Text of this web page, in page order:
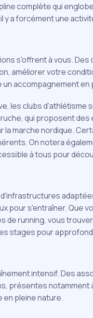
complète qui
a forcément une
s'offrent à vous.
améliorer votre
accompagnement
les clubs d'athlétisme
qui proposent
la marche nordique.
On notera
à tous pour
pour s'entraîner. Que
running, vous
stages pour
intensif. Des
présentes
en pleine nature.